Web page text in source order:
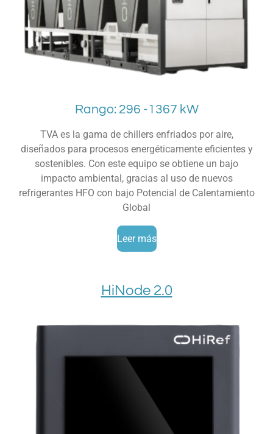
Rango: 296 -1367 kW
TVA es la gama de chillers enfriados por aire,
diseñados para procesos energéticamente eficientes y
sostenibles. Con este equipo se obtiene un bajo
impacto ambiental, gracias al uso de nuevos
refrigerantes HFO con bajo Potencial de Calentamiento
Global
Leer más
HiNode 2.0